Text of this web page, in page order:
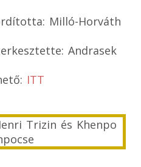
Milló-Horváth
Andrasek
ITT